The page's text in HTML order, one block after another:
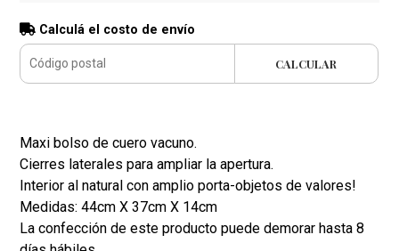
Calculá el costo de envío
CALCULAR
Maxi bolso de cuero vacuno.
Cierres laterales para ampliar la apertura.
Interior al natural con amplio porta-objetos de valores!
Medidas: 44cm X 37cm X 14cm
La confección de este producto puede demorar hasta 8